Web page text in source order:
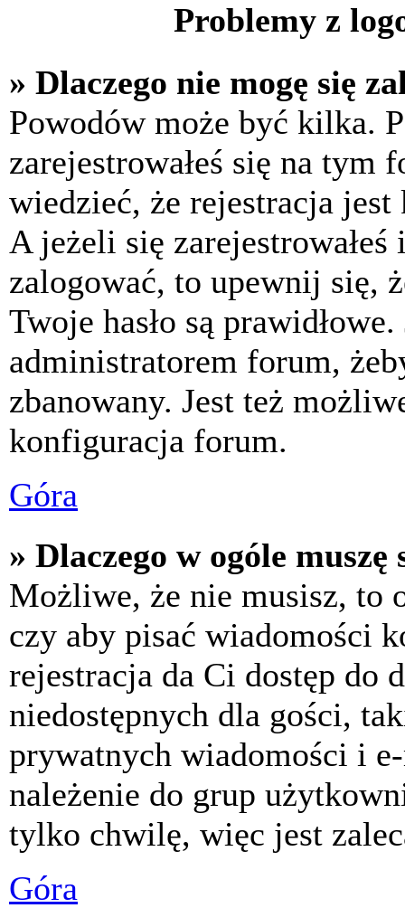
Problemy z
» Dlaczego nie mogę się
Powodów może być kilka.
zarejestrowałeś się na tym
wiedzieć, że rejestracja
A jeżeli się
zalogować, to upewnij się,
Twoje hasło są
administratorem forum,
zbanowany. Jest też
konfiguracja forum.
Góra
» Dlaczego w ogóle
Możliwe, że nie musisz, to
czy aby pisać wiadomości
rejestracja da Ci dostęp do
niedostępnych dla gości,
prywatnych wiadomości i
należenie do grup
tylko chwilę, więc jest
Góra